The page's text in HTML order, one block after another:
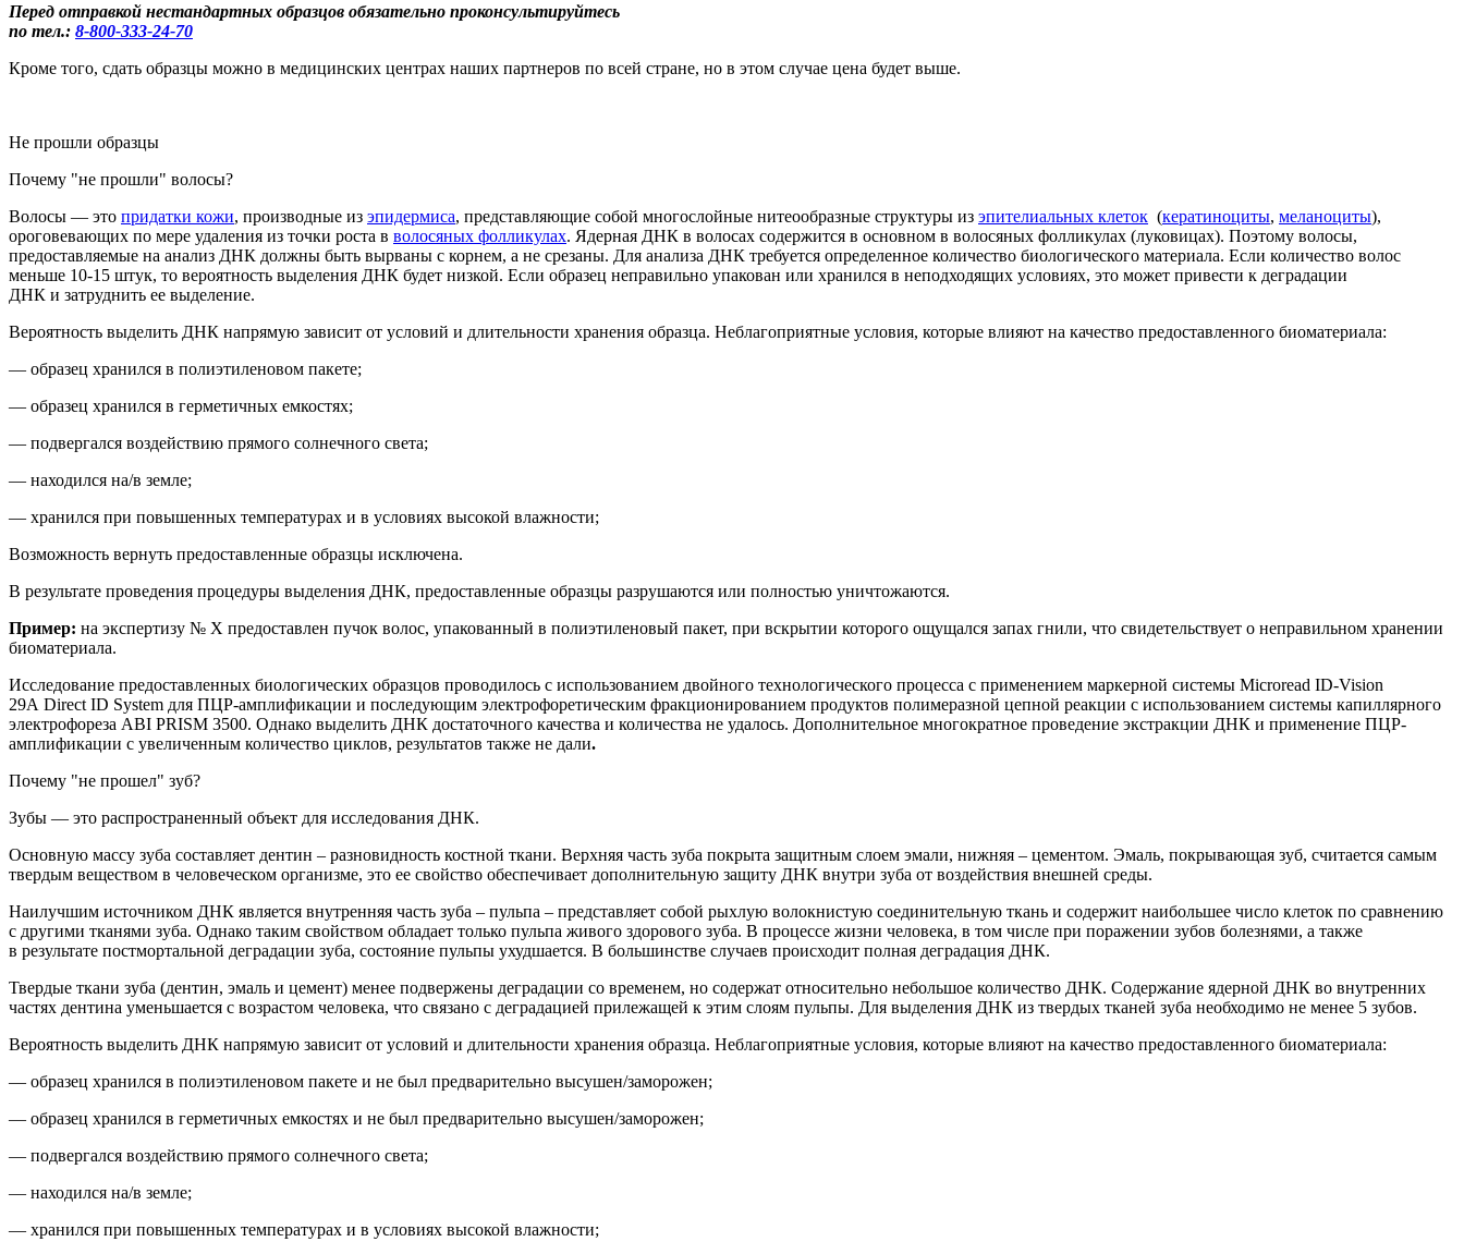
Перед отправкой нестандартных образцов обязательно проконсультируйтесь
по тел.: 8-800-333-24-70
Кроме того, сдать образцы можно в медицинских центрах наших партнеров по всей стране, но в этом случае цена будет выше.
Не прошли образцы
Почему "не прошли" волосы?
Волосы — это придатки кожи, производные из эпидермиса, представляющие собой многослойные нитеообразные структуры из эпителиальных клеток (кератиноциты, меланоциты),
ороговевающих по мере удаления из точки роста в волосяных фолликулах. Ядерная ДНК в волосах содержится в основном в волосяных фолликулах (луковицах). Поэтому волосы,
предоставляемые на анализ ДНК должны быть вырваны с корнем, а не срезаны. Для анализа ДНК требуется определенное количество биологического материала. Если количество волос
меньше 10-15 штук, то вероятность выделения ДНК будет низкой. Если образец неправильно упакован или хранился в неподходящих условиях, это может привести к деградации
ДНК и затруднить ее выделение.
Вероятность выделить ДНК напрямую зависит от условий и длительности хранения образца. Неблагоприятные условия, которые влияют на качество предоставленного биоматериала:
— образец хранился в полиэтиленовом пакете;
— образец хранился в герметичных емкостях;
— подвергался воздействию прямого солнечного света;
— находился на/в земле;
— хранился при повышенных температурах и в условиях высокой влажности;
Возможность вернуть предоставленные образцы исключена.
В результате проведения процедуры выделения ДНК, предоставленные образцы разрушаются или полностью уничтожаются.
Пример: на экспертизу № Х предоставлен пучок волос, упакованный в полиэтиленовый пакет, при вскрытии которого ощущался запах гнили, что свидетельствует о неправильном хранении
биоматериала.
Исследование предоставленных биологических образцов проводилось с использованием двойного технологического процесса с применением маркерной системы Microread ID-Vision
29A Direct ID System для ПЦР-амплификации и последующим электрофоретическим фракционированием продуктов полимеразной цепной реакции с использованием системы капиллярного
электрофореза ABI PRISM 3500. Однако выделить ДНК достаточного качества и количества не удалось. Дополнительное многократное проведение экстракции ДНК и применение ПЦР-
амплификации с увеличенным количество циклов, результатов также не дали.
Почему "не прошел" зуб?
Зубы — это распространенный объект для исследования ДНК.
Основную массу зуба составляет дентин – разновидность костной ткани. Верхняя часть зуба покрыта защитным слоем эмали, нижняя – цементом. Эмаль, покрывающая зуб, считается самым
твердым веществом в человеческом организме, это ее свойство обеспечивает дополнительную защиту ДНК внутри зуба от воздействия внешней среды.
Наилучшим источником ДНК является внутренняя часть зуба – пульпа – представляет собой рыхлую волокнистую соединительную ткань и содержит наибольшее число клеток по сравнению
с другими тканями зуба. Однако таким свойством обладает только пульпа живого здорового зуба. В процессе жизни человека, в том числе при поражении зубов болезнями, а также
в результате постмортальной деградации зуба, состояние пульпы ухудшается. В большинстве случаев происходит полная деградация ДНК.
Твердые ткани зуба (дентин, эмаль и цемент) менее подвержены деградации со временем, но содержат относительно небольшое количество ДНК. Содержание ядерной ДНК во внутренних
частях дентина уменьшается с возрастом человека, что связано с деградацией прилежащей к этим слоям пульпы. Для выделения ДНК из твердых тканей зуба необходимо не менее 5 зубов.
Вероятность выделить ДНК напрямую зависит от условий и длительности хранения образца. Неблагоприятные условия, которые влияют на качество предоставленного биоматериала:
— образец хранился в полиэтиленовом пакете и не был предварительно высушен/заморожен;
— образец хранился в герметичных емкостях и не был предварительно высушен/заморожен;
— подвергался воздействию прямого солнечного света;
— находился на/в земле;
— хранился при повышенных температурах и в условиях высокой влажности;